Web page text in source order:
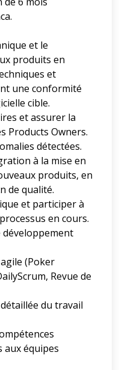
et le
produits en
et
une conformité
cible.
et assurer la
Products Owners.
détectées.
à la mise en
produits, en
de qualité.
et participer à
en cours.
développement
(Poker
Revue de
du travail
aux équipes